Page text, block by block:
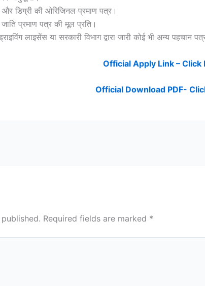
डिग्री की ओरिजिनल प्रमाण पत्र।
प्रमाण पत्र की मूल प्रति।
लाइसेंस या सरकारी विभाग द्वारा जारी कोई भी अन्य पहचान
Official Apply Link – Click
Official Download PDF-
Required fields are marked *